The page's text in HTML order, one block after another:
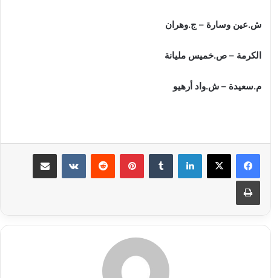
ش.عين وسارة – ج.وهران
الكرمة – ص.خميس مليانة
م.سعيدة – ش.واد أرهيو
لينكدإن بينتيريست
طباعة